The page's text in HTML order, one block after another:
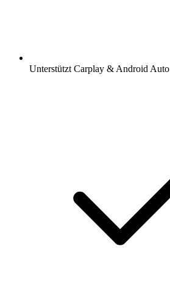
Unterstützt Carplay & Android Auto